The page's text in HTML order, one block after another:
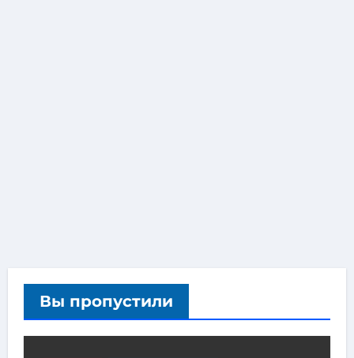
Вы пропустили